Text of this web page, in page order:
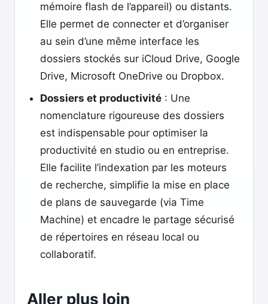
mémoire flash de l’appareil) ou distants.
Elle permet de connecter et d’organiser
au sein d’une même interface les
dossiers stockés sur iCloud Drive, Google
Drive, Microsoft OneDrive ou Dropbox.
Dossiers et productivité : Une
nomenclature rigoureuse des dossiers
est indispensable pour optimiser la
productivité en studio ou en entreprise.
Elle facilite l’indexation par les moteurs
de recherche, simplifie la mise en place
de plans de sauvegarde (via Time
Machine) et encadre le partage sécurisé
de répertoires en réseau local ou
collaboratif.
Aller plus loin